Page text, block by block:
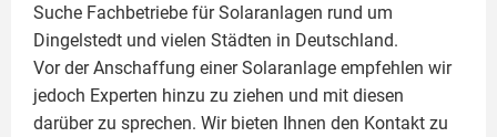
Suche Fachbetriebe fürSolaranlagen rund um
Dingelstedt und vielen Städten in Deutschland.
Vor der Anschaffung einer Solaranlage empfehlen wir
jedoch Experten hinzu zu ziehen und mit diesen
darüber zu sprechen. Wir bieten Ihnen den Kontakt zu